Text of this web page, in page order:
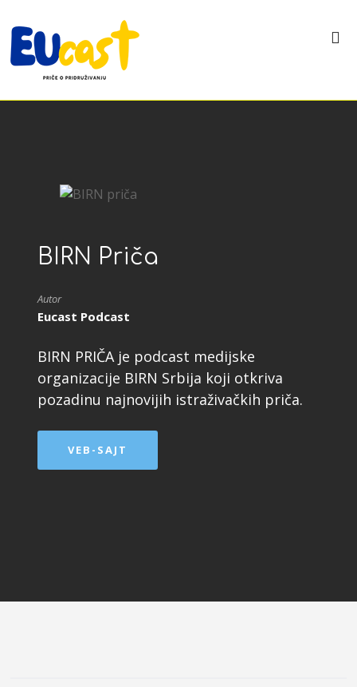
BIRN Priča
Autor
Eucast Podcast
BIRN PRIČA je podcast medijske
organizacije BIRN Srbija koji otkriva
pozadinu najnovijih istraživačkih priča.
VEB-SAJT